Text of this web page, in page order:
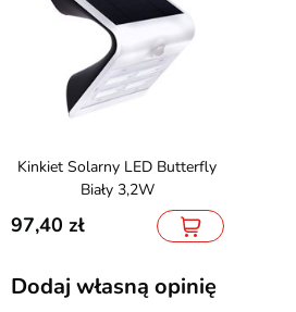
Kinkiet Solarny LED Butterfly
Biały 3,2W
97,40
Dodaj własną opinię